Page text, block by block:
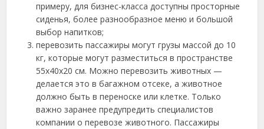
примеру, для бизнес-класса доступны просторные
сиденья, более разнообразное меню и большой
выбор напитков;
перевозить пассажиры могут грузы массой до 10
кг, которые могут разместиться в пространстве
55х40х20 см. Можно перевозить животных —
делается это в багажном отсеке, а животное
должно быть в переноске или клетке. Только
важно заранее предупредить специалистов
компании о перевозе животного. Пассажиры